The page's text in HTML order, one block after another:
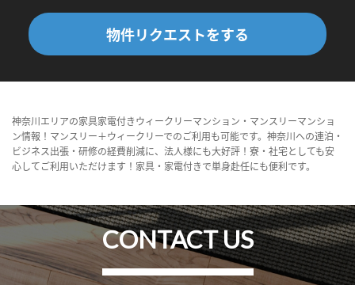
物件リクエストをする
神奈川エリアの家具家電付きウィークリーマンション・マンスリーマンショ
ン情報！マンスリー＋ウィークリーでのご利用も可能です。神奈川への連泊・
ビジネス出張・研修の経費削減に、法人様にも大好評！寮・社宅としても安
心してご利用いただけます！家具・家電付きで単身赴任にも便利です。
CONTACT US